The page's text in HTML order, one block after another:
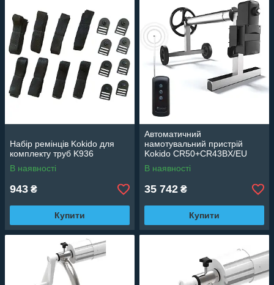
Набір ремінців Kokido для
комплекту труб K936
В наявності
943 ₴
Купити
Автоматичний
намотувальний пристрій
Kokido CR50+CR43BX/EU
В наявності
35 742 ₴
Купити